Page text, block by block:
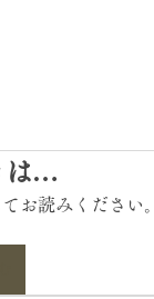
は…
お読みください。